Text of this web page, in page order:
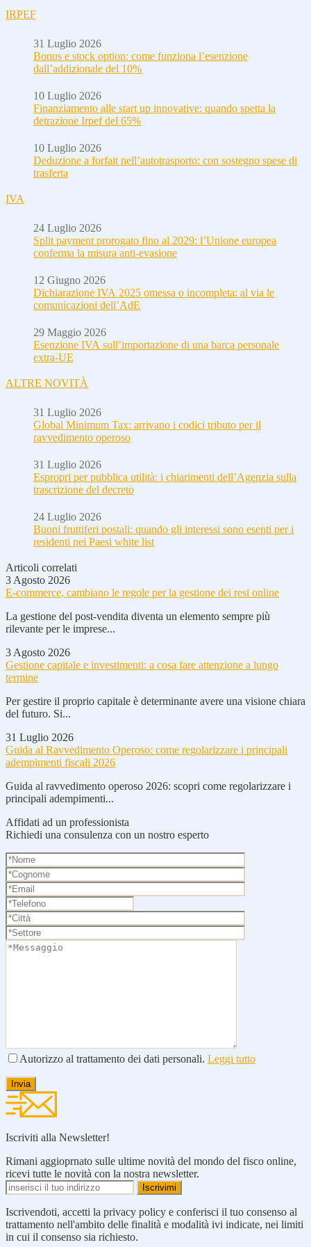
IRPEF
31 Luglio 2026
Bonus e stock option: come funziona l’esenzione
dall’addizionale del 10%
10 Luglio 2026
Finanziamento alle start up innovative: quando spetta la
detrazione Irpef del 65%
10 Luglio 2026
Deduzione a forfait nell’autotrasporto: con sostegno spese di
trasferta
IVA
24 Luglio 2026
Split payment prorogato fino al 2029: l’Unione europea
conferma la misura anti-evasione
12 Giugno 2026
Dichiarazione IVA 2025 omessa o incompleta: al via le
comunicazioni dell’AdE
29 Maggio 2026
Esenzione IVA sull’importazione di una barca personale
extra-UE
ALTRE NOVITÀ
31 Luglio 2026
Global Minimum Tax: arrivano i codici tributo per il
ravvedimento operoso
31 Luglio 2026
Espropri per pubblica utilità: i chiarimenti dell’Agenzia sulla
trascrizione del decreto
24 Luglio 2026
Buoni fruttiferi postali: quando gli interessi sono esenti per i
residenti nei Paesi white list
Articoli correlati
3 Agosto 2026
E-commerce, cambiano le regole per la gestione dei resi online
La gestione del post-vendita diventa un elemento sempre più
rilevante per le imprese...
3 Agosto 2026
Gestione capitale e investimenti: a cosa fare attenzione a lungo
termine
Per gestire il proprio capitale è determinante avere una visione chiara
del futuro. Si...
31 Luglio 2026
Guida al Ravvedimento Operoso: come regolarizzare i principali
adempimenti fiscali 2026
Guida al ravvedimento operoso 2026: scopri come regolarizzare i
principali adempimenti...
Affidati ad un professionista
Richiedi una consulenza con un nostro esperto
Autorizzo al trattamento dei dati personali. Leggi tutto
Iscriviti alla Newsletter!
Rimani aggioprnato sulle ultime novità del mondo del fisco online,
ricevi tutte le novità con la nostra newsletter.
Iscrivendoti, accetti la privacy policy e conferisci il tuo consenso al
trattamento nell'ambito delle finalità e modalità ivi indicate, nei limiti
in cui il consenso sia richiesto.